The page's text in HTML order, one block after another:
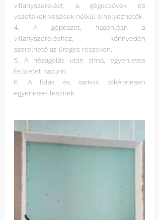
villanyszerelést, a gégecsövek és
4. A gépészet, hasonlóan a
villanyszereléshez, könnyedén
szerelhető az üreges részeken.
5. A hézagolás után sima, egyenletes
felületet kapunk.
6. A falak és sarkok tökéletesen
egyenesek lesznek.